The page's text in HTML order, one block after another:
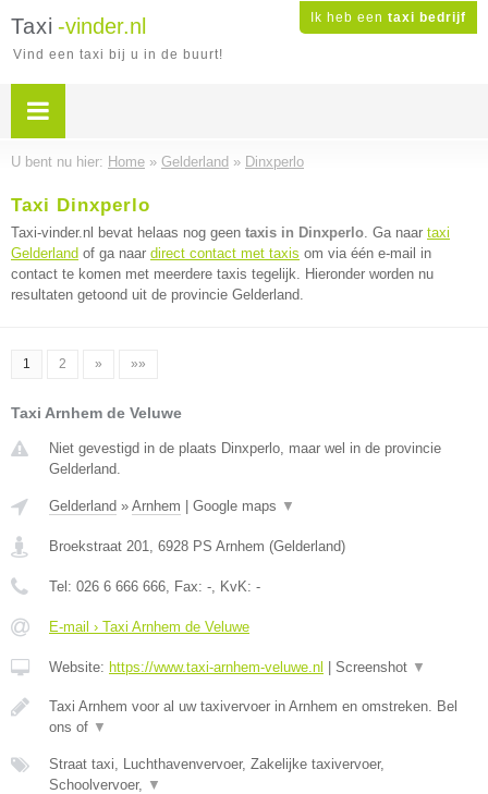
Ik heb een taxi bedrijf
Taxi -vinder.nl
Vind een taxi bij u in de buurt!
U bent nu hier: Home » Gelderland » Dinxperlo
Taxi Dinxperlo
Taxi-vinder.nl bevat helaas nog geen taxis in Dinxperlo. Ga naar taxi
Gelderland of ga naar direct contact met taxis om via één e-mail in
contact te komen met meerdere taxis tegelijk. Hieronder worden nu
resultaten getoond uit de provincie Gelderland.
1 2 » »»
Taxi Arnhem de Veluwe
Niet gevestigd in de plaats Dinxperlo, maar wel in de provincie
Gelderland.
Gelderland » Arnhem Google maps ▼
Broekstraat 201, 6928 PS Arnhem (Gelderland)
Tel: 026 6 666 666, Fax: -, KvK: -
E-mail › Taxi Arnhem de Veluwe
Website: https://www.taxi-arnhem-veluwe.nl Screenshot ▼
Taxi Arnhem voor al uw taxivervoer in Arnhem en omstreken. Bel
ons of ▼
Straat taxi, Luchthavenvervoer, Zakelijke taxivervoer,
Schoolvervoer, ▼